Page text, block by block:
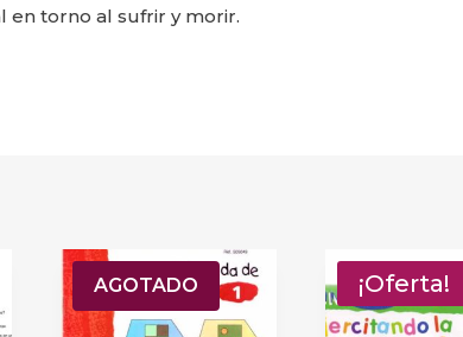
en torno al sufrir y morir.
¡Oferta!
AGOTADO ¡Oferta!